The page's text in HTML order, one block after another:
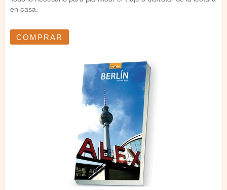
en casa.
COMPRAR